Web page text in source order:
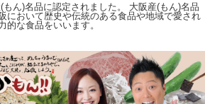
もん)名品に認定されました。 大阪産(もん)名品
において歴史や伝統のある食品や地域で愛され
的な食品をいいます。